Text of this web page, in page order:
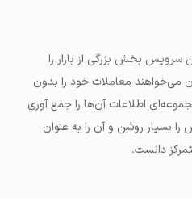
سرویس بخش بزرگی از بازار را
می‌خواهند معاملات خود را بدون
اطلاعات آن‌ها را جمع آوری
بسیار روشن و آن را به عنوان
دانست.